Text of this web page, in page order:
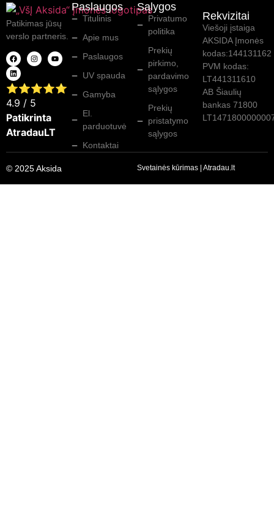
Patikimas jūsų
verslo partneris.
⭐⭐⭐⭐⭐
4.9 / 5
Patikrinta
AtradauLT
Paslaugos
Titulinis
Apie mus
Paslaugos
UV spauda
Gamyba
El.
parduotuvė
Kontaktai
Sąlygos
Privatumo
politika
Prekių
pirkimo,
pardavimo
sąlygos
Prekių
pristatymo
sąlygos
Rekvizitai
Viešoji įstaiga
AKSIDA Įmonės
kodas:144131162
PVM kodas:
LT441311610
AB Šiaulių
bankas 71800
© 2025 Aksida Svetainės kūrimas Atradau.lt